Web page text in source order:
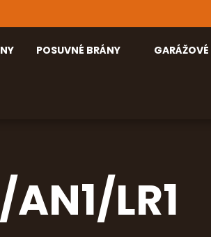
POSUVNÉ BRÁNY
LR1